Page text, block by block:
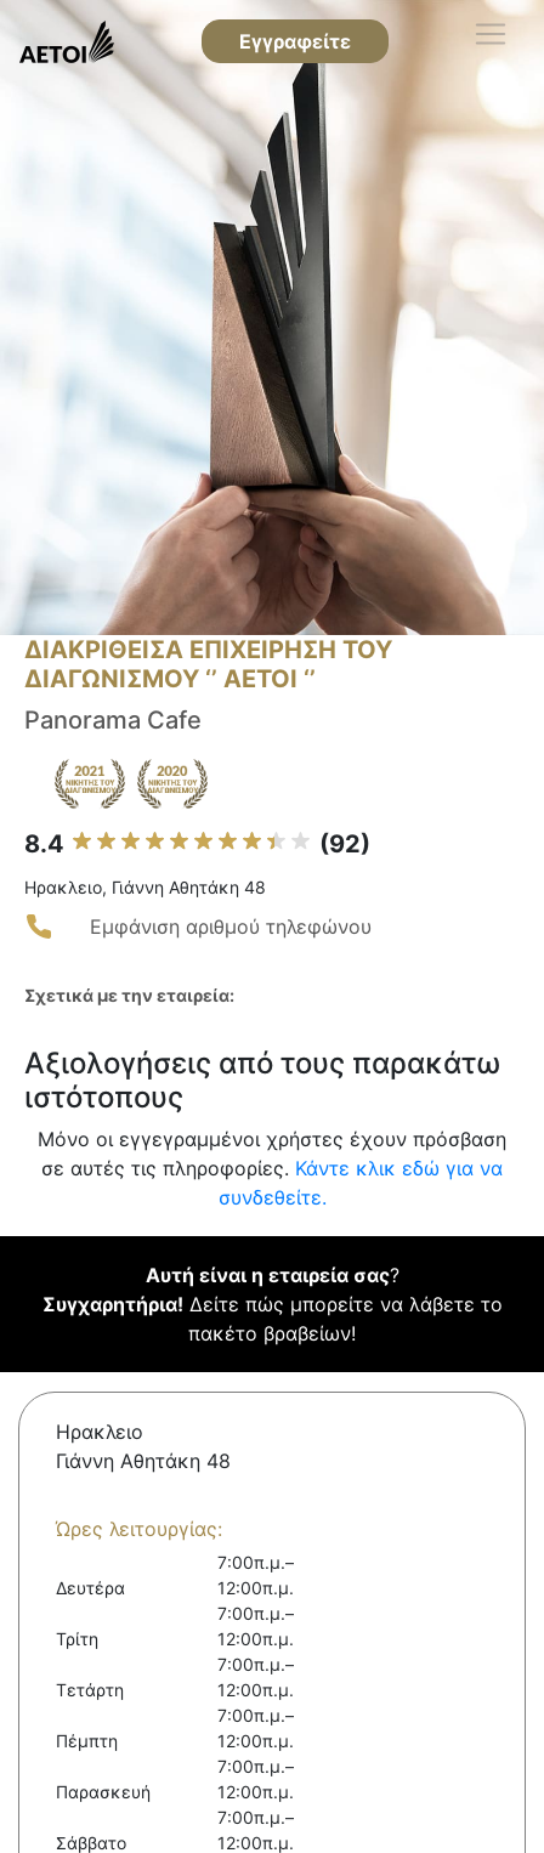
Εγγραφείτε
ΔΙΑΚΡΙΘΕΙΣΑ ΕΠΙΧΕΙΡΗΣΗ ΤΟΥ
ΔΙΑΓΩΝΙΣΜΟΥ ‘’ ΑΕΤΟΙ ‘’
Panorama Cafe
8.4 (92)
Ηρακλειο, Γιάννη Αθητάκη 48
Εμφάνιση αριθμού τηλεφώνου
Σχετικά με την εταιρεία:
Αξιολογήσεις από τους παρακάτω
ιστότοπους
Μόνο οι εγγεγραμμένοι χρήστες έχουν πρόσβαση
σε αυτές τις πληροφορίες. Κάντε κλικ εδώ για να
συνδεθείτε.
Αυτή είναι η εταιρεία σας?
Συγχαρητήρια! Δείτε πώς μπορείτε να λάβετε το
πακέτο βραβείων!
Ηρακλειο
Γιάννη Αθητάκη 48
Ώρες λειτουργίας:
Δευτέρα
7:00π.μ.–
12:00π.μ.
Τρίτη
7:00π.μ.–
12:00π.μ.
Τετάρτη
7:00π.μ.–
12:00π.μ.
Πέμπτη
7:00π.μ.–
12:00π.μ.
Παρασκευή
7:00π.μ.–
12:00π.μ.
Σάββατο
7:00π.μ.–
12:00π.μ.